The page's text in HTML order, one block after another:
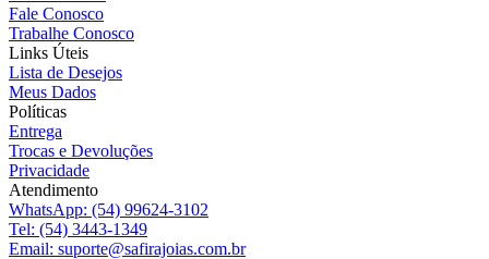
Fale Conosco
Trabalhe Conosco
Links Úteis
Lista de Desejos
Meus Dados
Políticas
Entrega
Trocas e Devoluções
Privacidade
Atendimento
WhatsApp: (54) 99624-3102
Tel: (54) 3443-1349
Email: suporte@safirajoias.com.br